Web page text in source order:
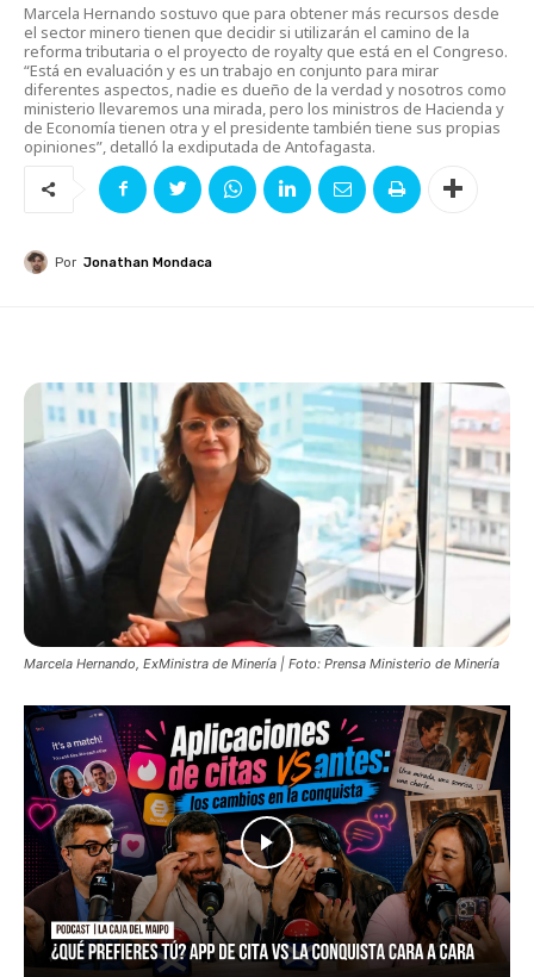
Marcela Hernando sostuvo que para obtener más recursos desde
el sector minero tienen que decidir si utilizarán el camino de la
reforma tributaria o el proyecto de royalty que está en el Congreso.
“Está en evaluación y es un trabajo en conjunto para mirar
diferentes aspectos, nadie es dueño de la verdad y nosotros como
ministerio llevaremos una mirada, pero los ministros de Hacienda y
de Economía tienen otra y el presidente también tiene sus propias
opiniones”, detalló la exdiputada de Antofagasta.
Por Jonathan Mondaca
Marcela Hernando, ExMinistra de Minería | Foto: Prensa Ministerio de Minería